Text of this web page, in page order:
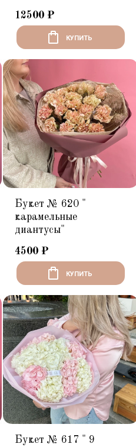
12500 ₽
КУПИТЬ
Букет № 620 "
карамельные
диантусы"
4500 ₽
КУПИТЬ
Букет № 617 " 9